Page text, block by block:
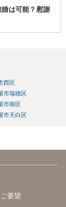
す。 調停や審判
例えば給与の差
済みの協議書
反に対して強制執
、弁護士ごとに
実現できた場合
いる場合が多いと
比べて増減額し
を求めることが
。 違反の内容次
為をやめるよう通
は可能？慰謝
西区
市瑞穂区
市南区
市天白区
要望